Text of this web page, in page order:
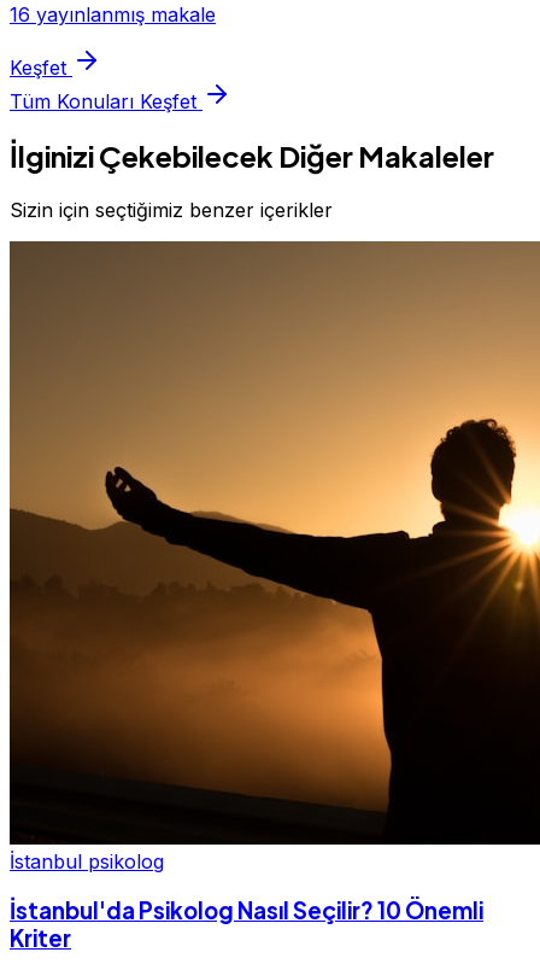
16 yayınlanmış makale
Keşfet
Tüm Konuları Keşfet
İlginizi Çekebilecek Diğer Makaleler
Sizin için seçtiğimiz benzer içerikler
İstanbul psikolog
İstanbul'da Psikolog Nasıl Seçilir? 10 Önemli
Kriter